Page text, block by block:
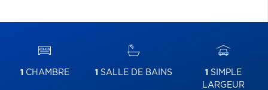
1 CHAMBRE 1 SALLE DE BAINS 1 SIMPLE
LARGEUR